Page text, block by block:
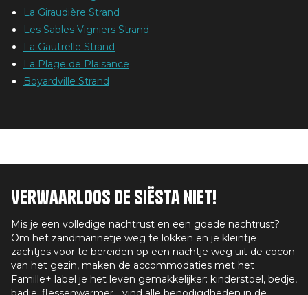
La Giraudière Strand
Les Sables Vigniers Strand
La Gautrelle Strand
La Plage de Plaisance
Boyardville Strand
Verwaarloos de siësta niet!
Mis je een volledige nachtrust en een goede nachtrust?
Om het zandmannetje weg te lokken en je kleintje
zachtjes voor te bereiden op een nachtje weg uit de cocon
van het gezin, maken de accommodaties met het
Famille+ label je het leven gemakkelijker: kinderstoel, bedje,